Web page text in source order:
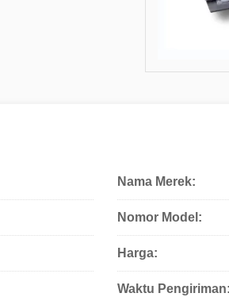
Nama Merek:
Nomor Model:
Harga:
Waktu Pengiriman: